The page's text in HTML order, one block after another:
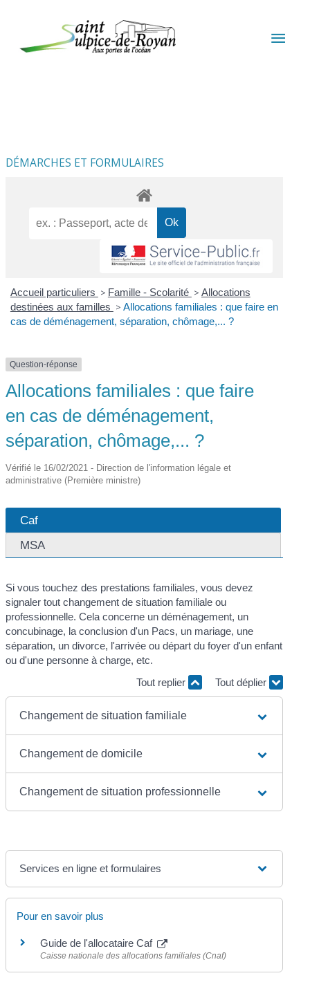
DÉMARCHES ET FORMULAIRES
Accueil particuliers > Famille - Scolarité > Allocations
destinées aux familles > Allocations familiales : que faire en
cas de déménagement, séparation, chômage,... ?
Question-réponse
Allocations familiales : que faire
en cas de déménagement,
séparation, chômage,... ?
Vérifié le 16/02/2021 - Direction de l'information légale et
administrative (Première ministre)
Caf
MSA
Si vous touchez des prestations familiales, vous devez
signaler tout changement de situation familiale ou
professionnelle. Cela concerne un déménagement, un
concubinage, la conclusion d'un Pacs, un mariage, une
séparation, un divorce, l'arrivée ou départ du foyer d'un enfant
ou d'une personne à charge, etc.
Tout replier
Tout déplier
Changement de situation familiale
Changement de domicile
Changement de situation professionnelle
Services en ligne et formulaires
Pour en savoir plus
Guide de l'allocataire Caf
Caisse nationale des allocations familiales (Cnaf)